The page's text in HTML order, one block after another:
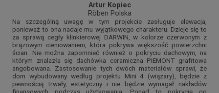
Artur Kopiec
Röben Polska
Na szczególną uwagę w tym projekcie zasługuje elewacja,
ponieważ to ona nadaje mu wyjątkowego charakteru. Dzieje się to
za sprawą cegły klinkierowej DARWIN, w kolorze czerwonym z
brązowym cieniowaniem, która pokrywa większość powierzchni
ścian. Nie można zapomnieć również o pokryciu dachowym, na
którym znalazła się dachówka ceramiczna PIEMONT grafitowa
angobowana. Zastosowanie tych dwóch materiałów sprawi, że
dom wybudowany według projektu Mini 4 (wiązary), będzie z
pewnością trwały, estetyczny i nie będzie wymagał nakładów
finansowych podczas użytkowania. Ponad to pokrycie go